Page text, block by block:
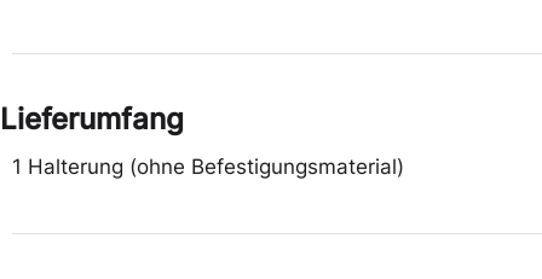
Lieferumfang
1 Halterung (ohne Befestigungsmaterial)